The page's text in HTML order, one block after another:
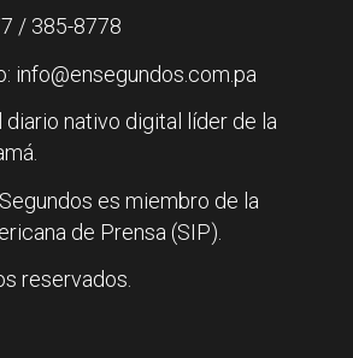
/ 385-8778
info@ensegundos.com.pa
diario nativo digital líder de la
es miembro de la
de Prensa (SIP).
reservados.